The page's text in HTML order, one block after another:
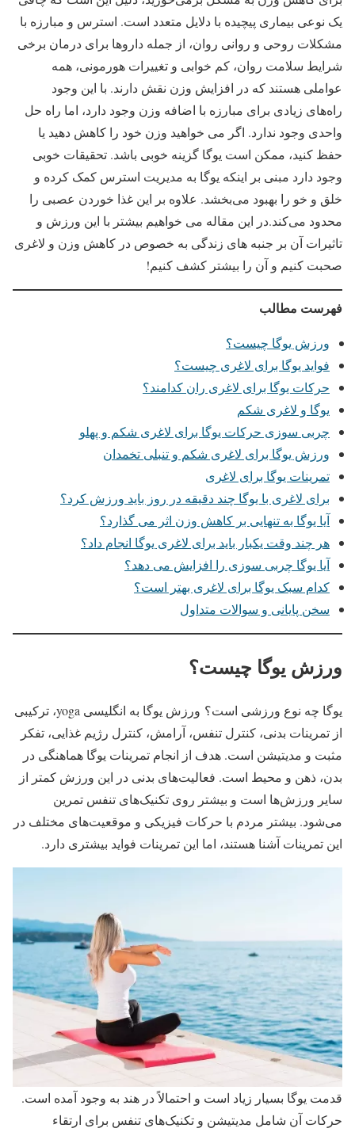
یک نوعی بیماری پیچیده با دلایل متعدد است. استرس و مبارزه با
مشکلات روحی و روانی روان، از جمله داروها برای درمان برخی
شرایط سلامت روان، کم خوابی و تغییرات هورمونی، همه
عواملی هستند که در افزایش وزن نقش دارند. با این وجود
راه‌های زیادی برای مبارزه با اضافه وزن وجود دارد، اما راه حل
واحدی وجود ندارد. اگر می خواهید وزن خود را کاهش دهید یا
حفظ کنید، ممکن است یوگا گزینه خوبی باشد. تحقیقات خوبی
وجود دارد مبنی بر اینکه یوگا به مدیریت استرس کمک کرده و
خلق و خو را بهبود می‌بخشد. علاوه بر این غذا خوردن عصبی را
محدود می‌کند.در این مقاله می خواهیم بیشتر با این ورزش و
تاثیرات آن بر جنبه های زندگی به خصوص در کاهش وزن و لاغری
صحبت کنیم و آن را بیشتر کشف کنیم!
فهرست مطالب
ورزش یوگا چیست؟
‏فواید یوگا برای لاغری چیست؟
حرکات یوگا برای لاغری ران کدامند؟
‏یوگا و لاغری شکم
چربی سوزی حرکات یوگا برای لاغری شکم و پهلو
ورزش یوگا برای لاغری شکم و تنبلی تخمدان
‏تمرینات یوگا برای لاغری
‏برای لاغری با یوگا چند دقیقه در روز باید ورزش کرد؟
آیا یوگا به تنهایی بر کاهش وزن اثر‌ می گذارد؟
هر چند وقت یکبار باید برای لاغری یوگا انجام داد؟
آیا یوگا چربی سوزی را افزایش می دهد؟
کدام سبک یوگا برای لاغری بهتر است؟
سخن پایانی و سوالات متداول
ورزش یوگا چیست؟
یوگا چه نوع ورزشی است؟ ورزش یوگا به انگلیسی yoga، ترکیبی
از تمرینات بدنی، کنترل تنفس، آرامش، کنترل رژیم غذایی، تفکر
مثبت و مدیتیشن است. هدف از انجام تمرینات یوگا هماهنگی در
بدن، ذهن و محیط است. فعالیت‌های بدنی در این ورزش کمتر از
سایر ورزش‌ها است و بیشتر روی تکنیک‌های تنفس تمرین
می‌شود. بیشتر مردم با حرکات فیزیکی و موقعیت‌های مختلف در
این تمرینات آشنا هستند، اما این تمرینات فواید بیشتری دارد.
قدمت یوگا بسیار زیاد است و احتمالاً در هند به وجود آمده است.
حرکات آن شامل مدیتیشن و تکنیک‌های تنفس برای ارتقاء